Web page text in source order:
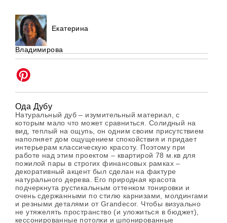
Екатерина
Владимирова
Ода Дубу
Натуральный дуб – изумительный материал, с
которым мало что может сравниться. Солидный на
вид, теплый на ощупь, он одним своим присутствием
наполняет дом ощущением спокойствия и придает
интерьерам классическую красоту. Поэтому при
работе над этим проектом – квартирой 78 м.кв для
пожилой пары в строгих финансовых рамках –
декоративный акцент был сделан на фактуре
натурального дерева. Его природная красота
подчеркнута рустикальным оттенком тонировки и
очень сдержанными по стилю карнизами, молдингами
и резными деталями от Grandecor. Чтобы визуально
не утяжелять пространство (и уложиться в бюджет),
кессонированные потолки и шпонированные